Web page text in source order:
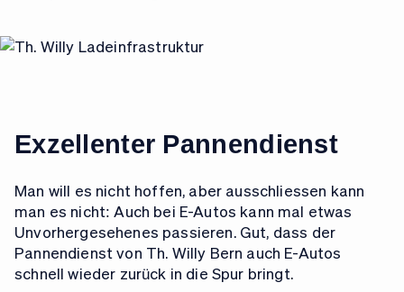
Exzellenter Pannendienst
Man will es nicht hoffen, aber ausschliessen kann
man es nicht: Auch bei E-Autos kann mal etwas
Unvorhergesehenes passieren. Gut, dass der
Pannendienst von Th. Willy Bern auch E-Autos
schnell wieder zurück in die Spur bringt.